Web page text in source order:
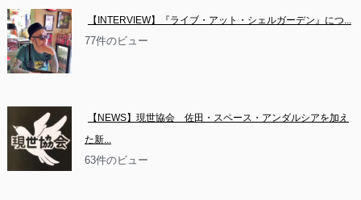
【INTERVIEW】『ライブ・アット・シェルガーデン』につ...
77件のビュー
【NEWS】現世協会　佐田・スペース・アンダルシアを加え
た新...
63件のビュー